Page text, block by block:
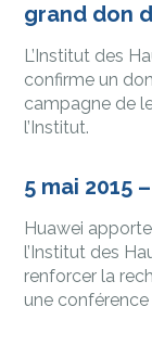
grand don
L’Institut des
confirme un
campagne de
l’Institut.
5 mai 2015
Huawei
l’Institut des
renforcer la
une